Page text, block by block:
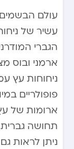
עולם הבשמים
עשיר של
הגברי
ארמני ובוס
ניחוחות עץ
פופולריים
ארומות של
תחושה
ניתן לראות